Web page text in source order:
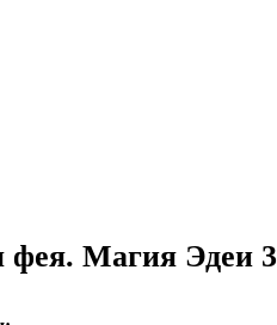
Магия Эдеи 3